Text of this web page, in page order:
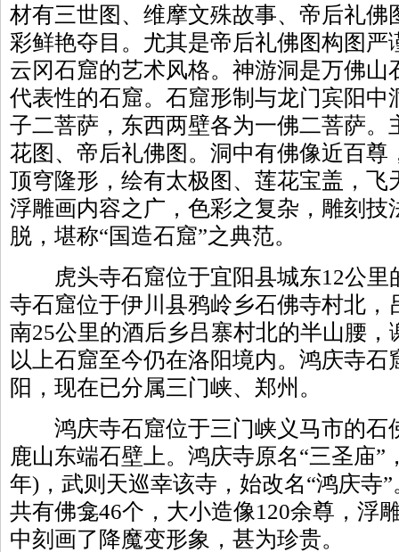
材有三世图、维摩文殊故事、帝后礼佛
彩鲜艳夺目。尤其是帝后礼佛图构图严
云冈石窟的艺术风格。神游洞是万佛山
代表性的石窟。石窟形制与龙门宾阳中
子二菩萨，东西两壁各为一佛二菩萨。
花图、帝后礼佛图。洞中有佛像近百尊
顶穹隆形，绘有太极图、莲花宝盖，飞
浮雕画内容之广，色彩之复杂，雕刻技
脱，堪称“国造石窟”之典范。
虎头寺石窟位于宜阳县城东12公里
寺石窟位于伊川县鸦岭乡石佛寺村北，
南25公里的酒后乡吕寨村北的半山腰
以上石窟至今仍在洛阳境内。鸿庆寺
阳，现在已分属三门峡、郑州。
鸿庆寺石窟位于三门峡义马市的石
鹿山东端石壁上。鸿庆寺原名“三圣庙”
年)，武则天巡幸该寺，始改名“鸿庆寺
共有佛龛46个，大小造像120余尊，浮
中刻画了降魔变形象，甚为珍贵。